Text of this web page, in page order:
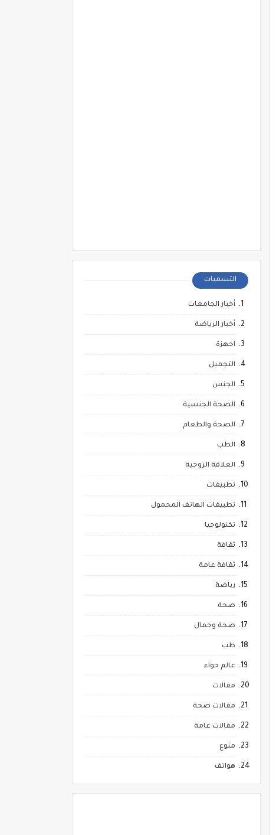
التسميات
أخبار الجامعات
أخبار الرياضة
اجهزة
التجميل
الجنس
الصحة الجنسية
الصحة والطعام
الطب
العلاقة الزوجية
تطبيقات
تطبيقات الهاتف المحمول
تكنولوجيا
ثقافة
ثقافة عامة
رياضة
صحة
صحة وجمال
طب
عالم حواء
مقالات
مقالات صحة
مقالات عامة
منوع
هواتف